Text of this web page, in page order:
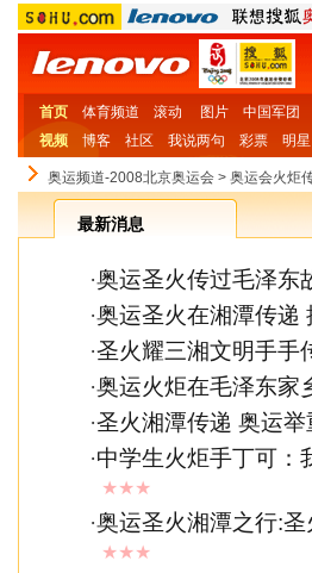
首页 体育频道 滚动 图片 中国军团
视频
博客 社区 我说两句 彩票 明星
奥运频道-2008北京奥运会 > 奥运会火炬
最新消息
·奥运圣火传过毛泽东
·奥运圣火在湘潭传递
·圣火耀三湘文明手手
·奥运火炬在毛泽东家
·圣火湘潭传递 奥运
·中学生火炬手丁可：
★★★
·奥运圣火湘潭之行:
★★★